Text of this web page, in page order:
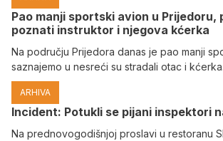
Pao manji sportski avion u Prijedoru,
poznati instruktor i njegova kćerka
Na području Prijedora danas je pao manji
saznajemo u nesreći su stradali otac i kćerka.
ARHIVA
Incident: Potukli se pijani inspektori
Na prednovogodišnjoj proslavi u restoranu